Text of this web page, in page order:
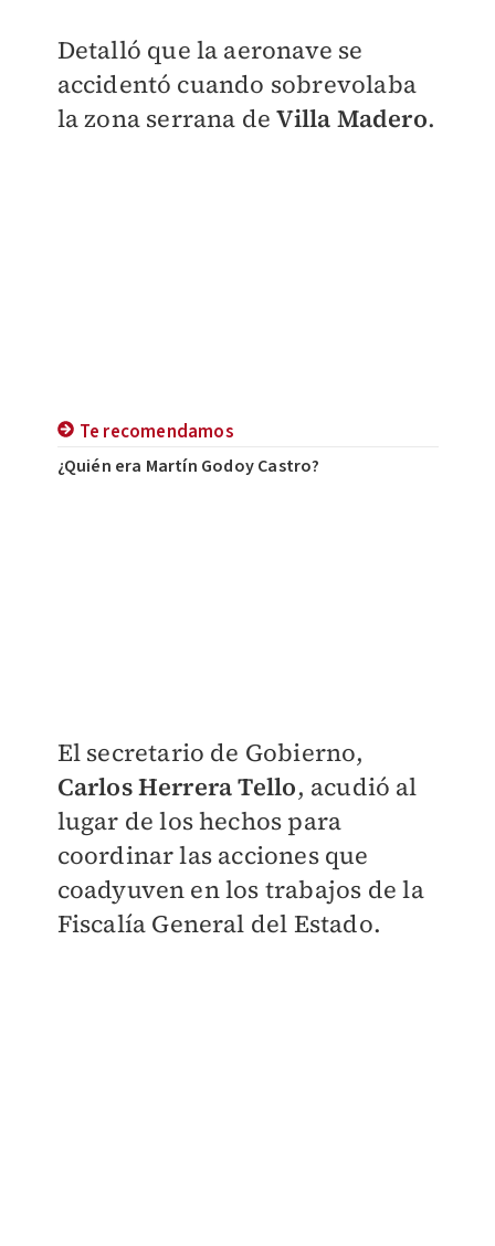
Detalló que la aeronave se
accidentó cuando sobrevolaba
la zona serrana deVilla Madero.
Te recomendamos
¿Quién era Martín Godoy Castro?
El secretario de Gobierno,
Carlos Herrera Tello, acudió al
lugar de los hechos para
coordinar las acciones que
coadyuven en los trabajos de la
Fiscalía General del Estado.